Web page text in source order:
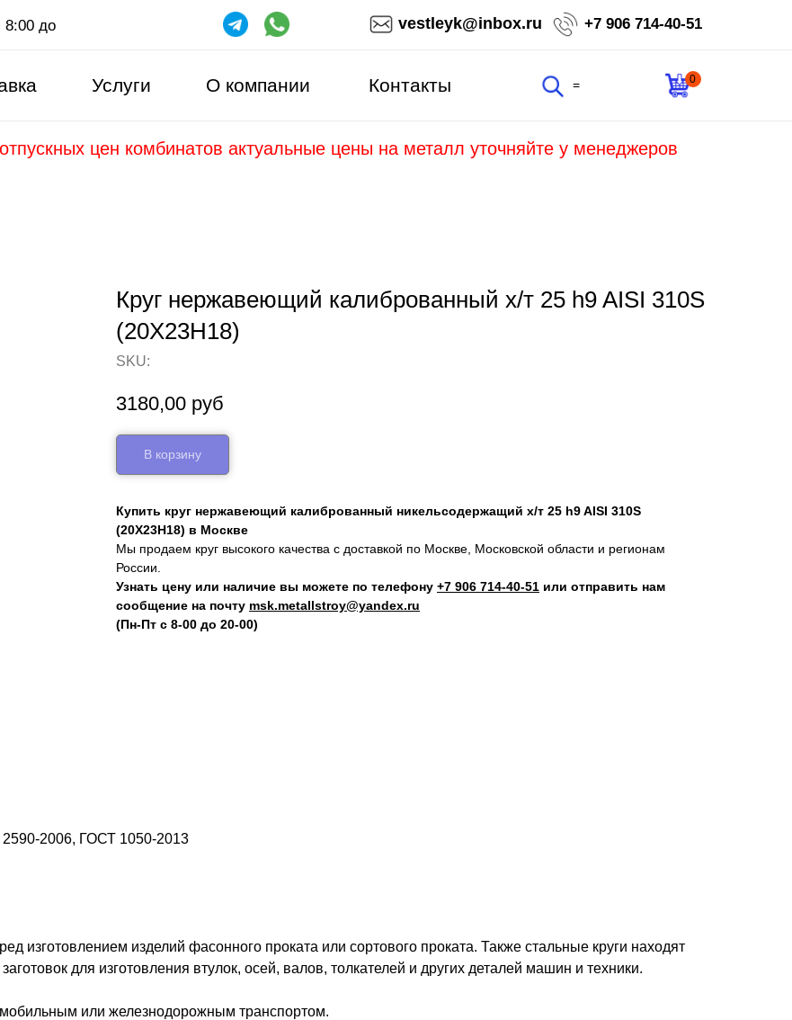
+7 906 714-40-51
vestleyk@inbox.ru
8:00 до
= 0
Услуги Контакты
О компании
цен комбинатов актуальные цены на металл уточняйте у менеджеров
Круг нержавеющий калиброванный х/т 25 h9 AISI 310S
(20Х23Н18)
SKU:
3180,00 руб
В корзину
Купить круг нержавеющий калиброванный никельсодержащий х/т 25 h9 AISI 310S
(20Х23Н18) в Москве
Мы продаем круг высокого качества с доставкой по Москве, Московской области и регионам
России.
Узнать цену или наличие вы можете по телефону +7 906 714‑40-51 или отправить нам
сообщение на почту msk.metallstroy@yandex.ru
(Пн-Пт с 8-00 до 20-00)
2006, ГОСТ 1050-2013
изготовлением изделий фасонного проката или сортового проката. Также стальные круги находят
для изготовления втулок, осей, валов, толкателей и других деталей машин и техники.
или железнодорожным транспортом.